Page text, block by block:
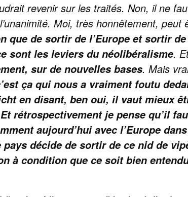
revenir sur les traités. Non, il ne
Moi, très honnêtement,
que de sortir de l’Europe et sortir de
sont les leviers du néolibéralisme.
sur de nouvelles bases. Mais
ça qui nous a vraiment foutu
en disant, ben oui, il vaut mieux
rétrospectivement je pense qu’il
aujourd’hui avec l’Europe
décide de sortir de ce nid de
à condition que ce soit bien